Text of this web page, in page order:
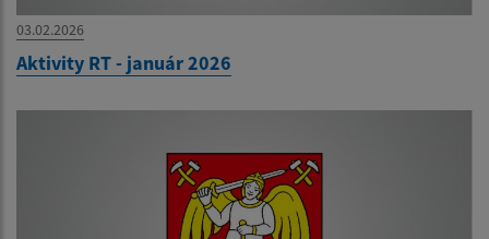
03.02.2026
Aktivity RT - január 2026